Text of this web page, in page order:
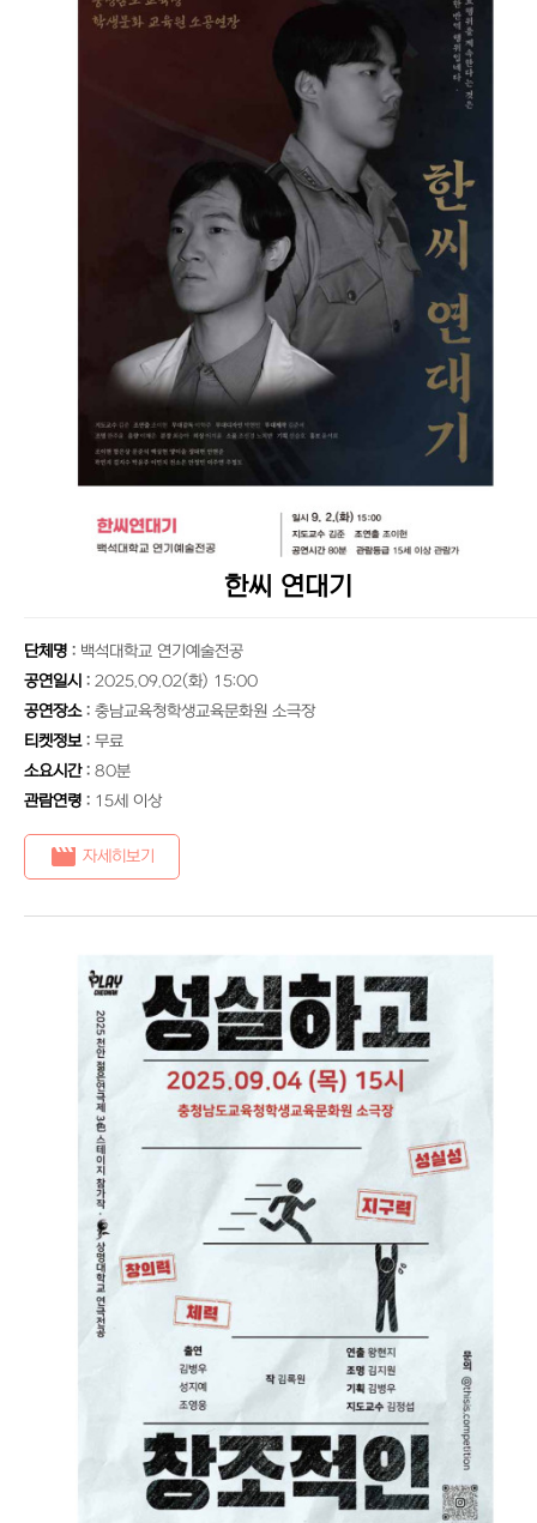
한씨 연대기
단체명 : 백석대학교 연기예술전공
공연일시 : 2025.09.02(화) 15:00
공연장소: 충남교육청학생교육문화원 소극장
티켓정보: 무료
소요시간: 80분
관람연령 : 15세 이상
movie 자세히보기